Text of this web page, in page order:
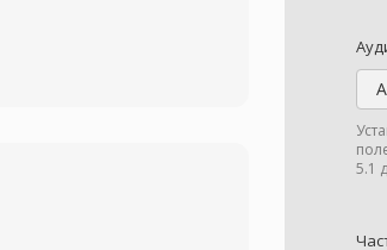
5.1
оборудование —
и стоимость